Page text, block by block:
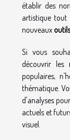
établir des
artistique tout
nouveaux
Si vous
découvrir les
populaires,
thématique.
d'analyses
actuels et
visuel.